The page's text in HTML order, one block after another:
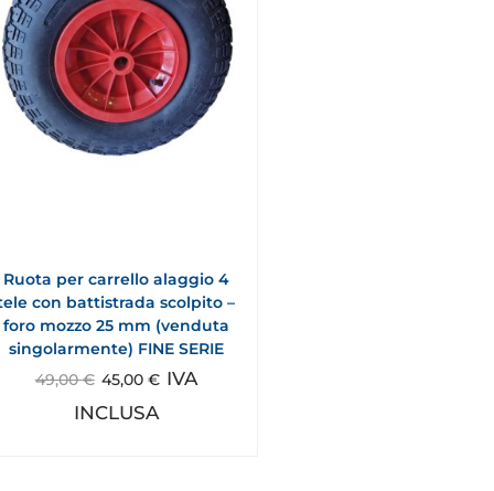
Ruota per carrello alaggio 4
con battistrada scolpito –
foro mozzo 25 mm (venduta
singolarmente) FINE SERIE
49,00€ 45,00 € IVA
INCLUSA